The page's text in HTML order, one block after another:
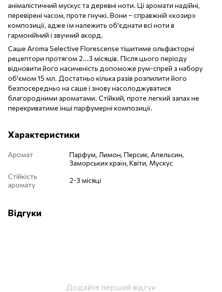
анімалістичний мускус та деревні ноти. Ці аромати надійні,
перевірені часом, проте гнучкі. Вони – справжній «козир»
композиції, адже їм належить об'єднати всі ноти в
гармонійний і звучний акорд.
Саше Aroma Selective Florescense тішитиме ольфакторні
рецептори протягом 2...3 місяців. Після цього періоду
відновити його насиченість допоможе рум-спрей з набору
об'ємом 15 мл. Достатньо кілька разів розпилити його
безпосередньо на саше і знову насолоджуватися
благородними ароматами. Стійкий, проте легкий запах не
перекриватиме інші парфумерні композиції.
Характеристики
Аромат
Парфум, Лимон, Персик, Апельсин,
Заморських країн, Квіти, Мускус
Стійкість
аромату
2-3 місяці
Відгуки
Додайте перший відгук